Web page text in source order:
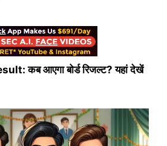
कब आएगा बोर्ड रिजल्ट? यहां देखें